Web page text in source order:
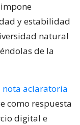
y estabilidad
natural
de la
nota aclaratoria
como respuesta
digital e